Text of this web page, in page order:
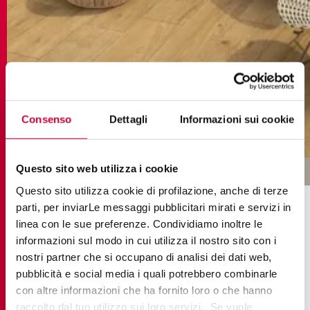
Consenso Dettagli Informazioni sui cookie
Questo sito web utilizza i cookie
Questo sito utilizza cookie di profilazione, anche di terze
parti, per inviarLe messaggi pubblicitari mirati e servizi in
linea con le sue preferenze. Condividiamo inoltre le
informazioni sul modo in cui utilizza il nostro sito con i
nostri partner che si occupano di analisi dei dati web,
pubblicità e social media i quali potrebbero combinarle
con altre informazioni che ha fornito loro o che hanno
raccolto dal tuo utilizzo sui loro servizi. Se vuole
journey honey
КЕРАМОГРАНИТ ПОД ДЕРЕВО В
ПОНИМАНИИ KEOPE
Керамогранит под дерево – это ода
естественной красоте натурального дерева, при
этом его технические характеристики на порядок